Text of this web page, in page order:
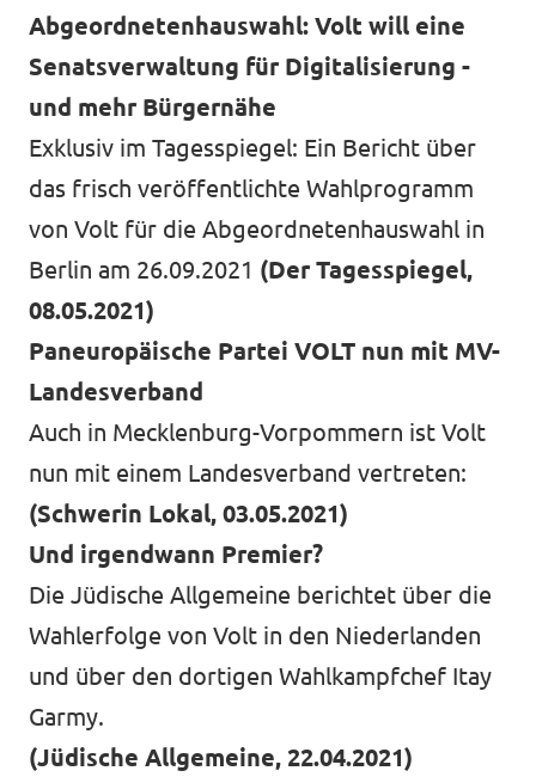
Abgeordnetenhauswahl: Volt will eine
Senatsverwaltung für Digitalisierung -
und mehr Bürgernähe
Exklusiv im Tagesspiegel: Ein Bericht über
das frisch veröffentlichte Wahlprogramm
von Volt für die Abgeordnetenhauswahl in
Berlin am 26.09.2021 (Der Tagesspiegel,
08.05.2021)
Paneuropäische Partei VOLT nun mit MV-
Landesverband
Auch in Mecklenburg-Vorpommern ist Volt
nun mit einem Landesverband vertreten:
(Schwerin Lokal, 03.05.2021)
Und irgendwann Premier?
Die Jüdische Allgemeine berichtet über die
Wahlerfolge von Volt in den Niederlanden
und über den dortigen Wahlkampfchef Itay
Garmy.
(Jüdische Allgemeine, 22.04.2021)